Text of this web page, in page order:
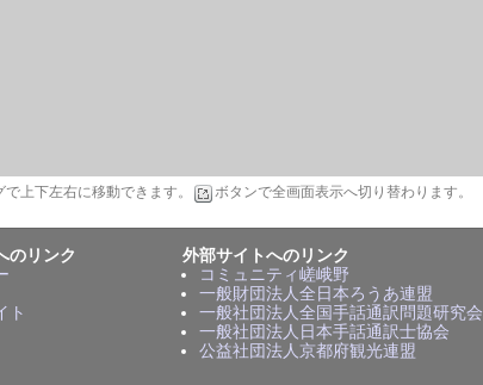
上下左右に移動できます。 ボタンで全画面表示へ切り替わります。
のリンク
ト
外部サイトへのリンク
コミュニティ嵯峨野
一般財団法人全日本ろうあ連盟
一般社団法人全国手話通訳問題研究会
一般社団法人日本手話通訳士協会
公益社団法人京都府観光連盟